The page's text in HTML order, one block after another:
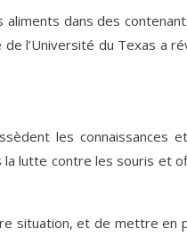
dans des
l’Université du Texas a
les connaissances
la lutte contre les souris et
situation, et de mettre en